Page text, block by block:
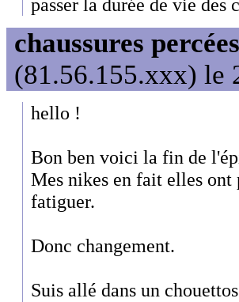
passer la durée de vie des
chaussures
(81.56.155.xxx) le
hello !
Bon ben voici la fin de
Mes nikes en fait elles ont
fatiguer.
Donc changement.
Suis allé dans un